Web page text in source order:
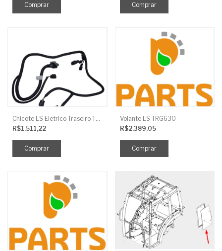
R$1.511,22
Volante LS TRG630
R$2.389,05